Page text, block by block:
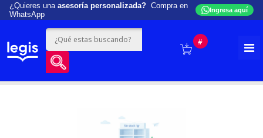
¿Quieres una asesoría personalizada? Compra en
WhatsApp
Ingresa aquí
#